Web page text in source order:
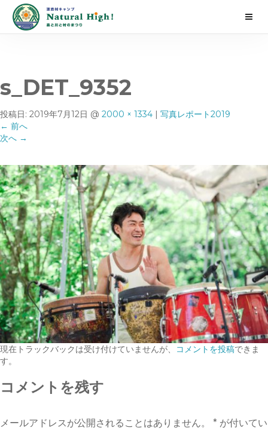
s_DET_9352
投稿日: 2019年7月12日 @ 2000 × 1334 | 写真レポート2019
← 前へ
次へ →
現在トラックバックは受け付けていませんが、 コメントを投稿できま
す。
コメントを残す
メールアドレスが公開されることはありません。 * が付いてい